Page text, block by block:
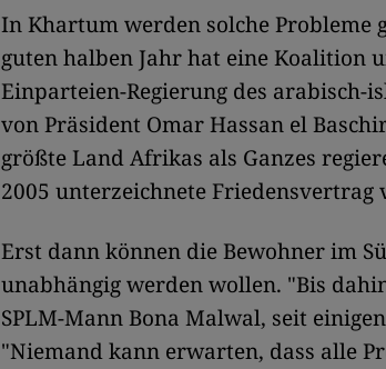
In Khartum werden solche Probleme
guten halben Jahr hat eine Koalition
Einparteien-Regierung des arabisch-
von Präsident Omar Hassan el
größte Land Afrikas als Ganzes
2005 unterzeichnete Friedensvertrag
Erst dann können die Bewohner im
unabhängig werden wollen. "Bis
SPLM-Mann Bona Malwal, seit
"Niemand kann erwarten, dass alle